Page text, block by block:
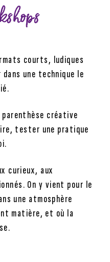
courts, ludiques
une technique le
créative
tester une pratique
curieux, aux
On y vient pour le
une atmosphère
matière, et où la